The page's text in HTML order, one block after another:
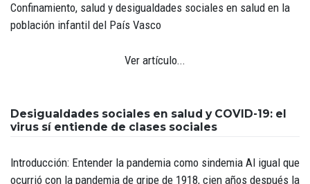
Confinamiento, salud y desigualdades sociales en salud en la
población infantil del País Vasco
Ver artículo...
Desigualdades sociales en salud y COVID-19: el
virus sí entiende de clases sociales
Introducción: Entender la pandemia como sindemia Al igual que
ocurrió con la pandemia de gripe de 1918, cien años después la